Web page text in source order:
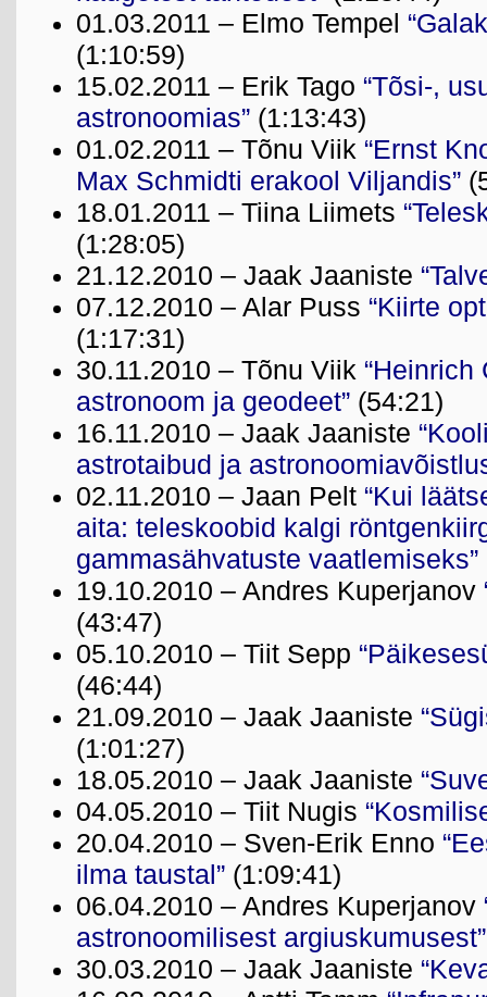
01.03.2011 – Elmo Tempel
(1:10:59)
15.02.2011 – Erik Tago “Tõsi-,
astronoomias” (1:13:43)
01.02.2011 – Tõnu Viik “Ernst
Max Schmidti erakool Viljandis”
18.01.2011 – Tiina Liimets
(1:28:05)
21.12.2010 – Jaak Jaaniste
07.12.2010 – Alar Puss “Kiirte
(1:17:31)
30.11.2010 – Tõnu Viik “Heinrich
astronoom ja geodeet” (54:21)
16.11.2010 – Jaak Jaaniste
astrotaibud ja
02.11.2010 – Jaan Pelt “Kui
aita: teleskoobid kalgi
gammasähvatuste vaatlemiseks”
19.10.2010 – Andres Kuperjanov
(43:47)
05.10.2010 – Tiit Sepp
(46:44)
21.09.2010 – Jaak Jaaniste
(1:01:27)
18.05.2010 – Jaak Jaaniste
04.05.2010 – Tiit Nugis
20.04.2010 – Sven-Erik Enno
ilma taustal” (1:09:41)
06.04.2010 – Andres Kuperjanov
astronoomilisest argiuskumusest”
30.03.2010 – Jaak Jaaniste